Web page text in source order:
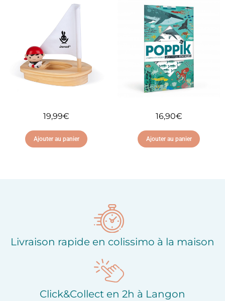
Ajouter à ma liste
d'envies
Ajouter à ma liste
d'envies
19,99€
Ajouter au panier
16,90€
Ajouter au panier
Livraison rapide en colissimo à la maison
Click&Collect en 2h à Langon